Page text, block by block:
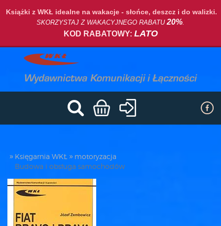
Książki z WKŁ idealne na wakacje - słońce, deszcz i do walizki.
SKORZYSTAJ Z WAKACYJNEGO RABATU20%.
KOD RABATOWY: LATO
Księgarnia WKŁ
motoryzacja
Budowa i obsługa samochodów